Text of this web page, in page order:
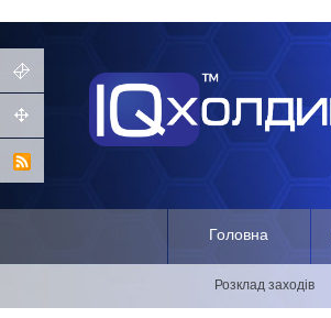
Головна
Розклад заходів